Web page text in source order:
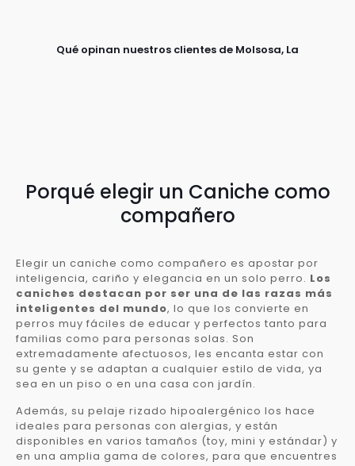
Qué opinan nuestros clientes de Molsosa, La
Porqué elegir un Caniche como
compañero
Elegir un caniche como compañero es apostar por
inteligencia, cariño y elegancia en un solo perro. Los
caniches destacan por ser una de las razas más
inteligentes del mundo, lo que los convierte en
perros muy fáciles de educar y perfectos tanto para
familias como para personas solas. Son
extremadamente afectuosos, les encanta estar con
su gente y se adaptan a cualquier estilo de vida, ya
sea en un piso o en una casa con jardín.
Además, su pelaje rizado hipoalergénico los hace
ideales para personas con alergias, y están
disponibles en varios tamaños (toy, mini y estándar) y
en una amplia gama de colores, para que encuentres